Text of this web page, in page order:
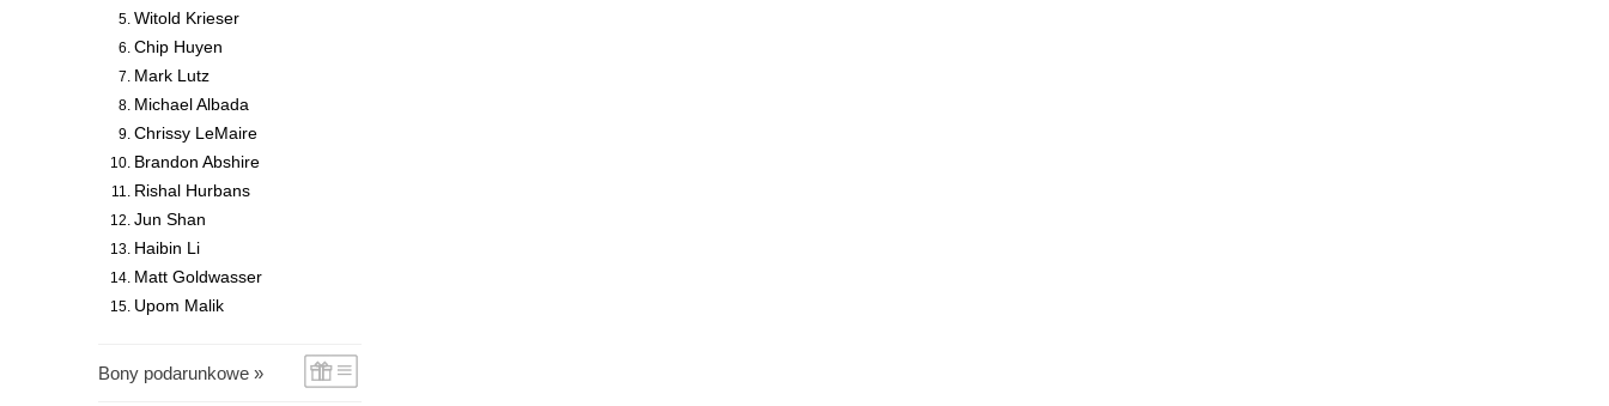
Witold Krieser
Chip Huyen
Mark Lutz
Michael Albada
Chrissy LeMaire
Brandon Abshire
Rishal Hurbans
Jun Shan
Haibin Li
Matt Goldwasser
Upom Malik
Bony podarunkowe »